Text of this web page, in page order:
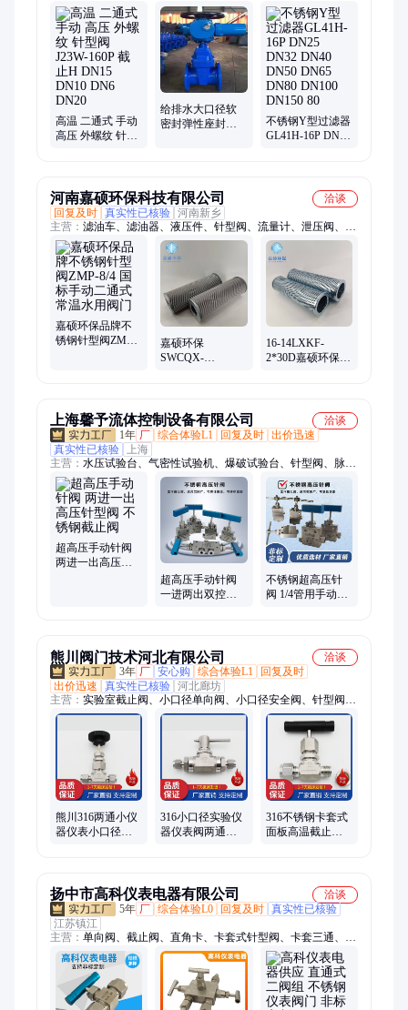
阀、埋闸阀、过滤器、法兰闸阀、电动闸阀、高压球阀、衬氟蝶
阀、伸缩接头、电动蝶阀、高压蝶阀、流量平衡阀、蒸汽减压
阀、水泵控制阀、螺纹调压阀、水流指示器、内螺纹球阀、倒流
防止器、管道伸缩器、管道阻火器、电动放料阀、蒸汽柱塞阀
高温 二通式 手动
高压 外螺纹 针型
给排水大口径软
密封弹性座封电
不锈钢Y型过滤器
GL41H-16P DN25
河南嘉硕环保科技有限公司
洽谈
回复及时 真实性已核验 河南新乡
主营： 滤油车、滤油器、液压件、针型阀、流量计、泄压阀、冷
却器、油滤芯、截止阀、扩散器、压缩机、安全阀、恒压阀、润
滑油、滤清器、水滤芯、取样阀、滤水器、液温计、过滤车、液
位计、液压油、精滤芯、过滤器、减压阀、顶轴油
嘉硕环保品牌不
锈钢针型阀ZMP-
嘉硕环保
SWCQX-
16-14LXKF-
2*30D嘉硕环保电
上海馨予流体控制设备有限公司
洽谈
1年 厂 综合体验L1 回复及时 出价迅速
真实性已核验
上海
主营： 水压试验台、气密性试验机、爆破试验台、针型阀、脉冲
试验台、流量试验机、阀门行业试验台、气瓶行业试验台、管材
行业试验台、气密性试验台、瓶阀气密性试验机、水压爆破试验
台、灭火器瓶爆破试验台、管材爆破试验台
超高压手动针阀
两进一出高压针
超高压手动针阀
一进两出双控针
不锈钢超高压针
阀 1/4管用手动截
熊川阀门技术河北有限公司
洽谈
3年 厂 安心购 综合体验L1
回复及时
出价迅速
真实性已核验 河北廊坊
主营： 实验室截止阀、小口径单向阀、小口径安全阀、针型阀、
小口径实验室减压阀、小型针型截止阀、小型背压阀、微量调节
阀、精密仪表阀、过滤器、仪表卡套球阀、卸荷阀
熊川316两通小仪
器仪表小口径针
316小口径实验仪
器仪表阀两通三
316不锈钢卡套式
面板高温截止阀
扬中市高科仪表电器有限公司
洽谈
5年 厂 综合体验L0 回复及时 真实性已核验
江苏镇江
主营： 单向阀、截止阀、直角卡、卡套式针型阀、卡套三通、宝
塔接头、qff3三阀组、对焊式三通、焊接根部阀、铰接管接头、
对焊式弯通、内丝三通球阀、直通卡套接头、双头对丝接头、异
径对焊接头、异径卡套接头、直通卡套球阀、一体化三阀组、对
焊式活接头、终端快拧弯通、内外丝直通接头、对焊式终端接